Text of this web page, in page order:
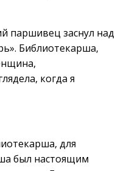
паршивец заснул над
Библиотекарша,
когда я
для
был настоящим